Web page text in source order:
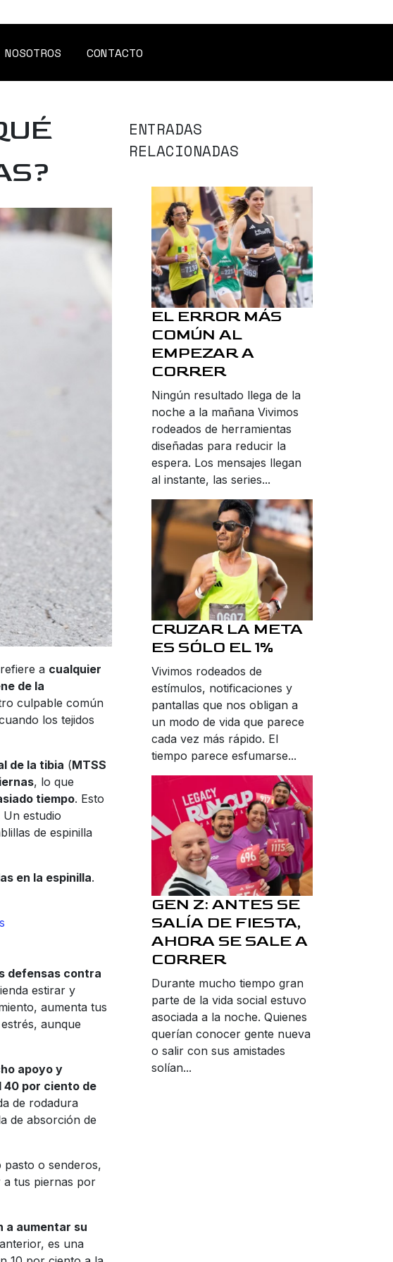
NOSOTROS CONTACTO
a cualquier
de la
culpable común
los tejidos
de la tibia (MTSS
, lo que
tiempo. Esto
estudio
de espinilla
en la espinilla.
defensas contra
estirar y
aumenta tus
aunque
apoyo y
40 por ciento de
de rodadura
de absorción de
pasto o senderos,
a tus piernas por
a aumentar su
es una
ENTRADAS
RELACIONADAS
EL ERROR MÁS
COMÚN AL
EMPEZAR A
CORRER
Ningún resultado llega de la
noche a la mañana Vivimos
rodeados de herramientas
diseñadas para reducir la
espera. Los mensajes llegan
al instante, las series...
CRUZAR LA META
ES SÓLO EL 1%
Vivimos rodeados de
estímulos, notificaciones y
pantallas que nos obligan a
un modo de vida que parece
cada vez más rápido. El
tiempo parece esfumarse...
GEN Z: ANTES SE
SALÍA DE FIESTA,
AHORA SE SALE A
CORRER
Durante mucho tiempo gran
parte de la vida social estuvo
asociada a la noche. Quienes
querían conocer gente nueva
o salir con sus amistades
solían...